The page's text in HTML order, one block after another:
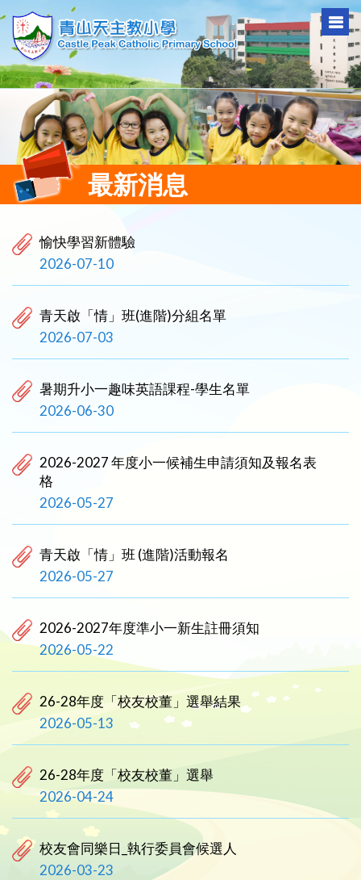
最新消息
愉快學習新體驗
2026-07-10
青天啟「情」班(進階)分組名單
2026-07-03
暑期升小一趣味英語課程-學生名單
2026-06-30
2026-2027 年度小一候補生申請須知及報名表
格
2026-05-27
青天啟「情」班 (進階)活動報名
2026-05-27
2026-2027年度準小一新生註冊須知
2026-05-22
26-28年度「校友校董」選舉結果
2026-05-13
26-28年度「校友校董」選舉
2026-04-24
校友會同樂日_執行委員會候選人
2026-03-23